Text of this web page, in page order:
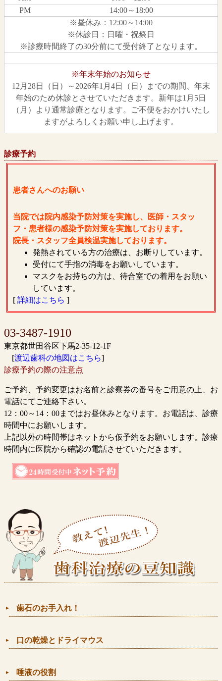
PM
14:00～18:00
※昼休み：12:00～14:00
※休診日：日曜・祝祭日
※診療時間終了の30分前にて受付終了となります。
※年末年始のお知らせ
12月28日（日）～2026年1月4日（日）までの期間、年末
年始のため休診とさせていただきます。新年は1月5日
（月）より通常診療となります。ご不便をおかけいたし
ますがよろしくお願い申し上げます。
診療予約
患者さんへのお願い
当院では院内感染予防対策を実施し、医師・スタッ
フ・患者様の感染予防対策を実施しております。
院長・スタッフ全員検温実施しております。
発熱されている方の治療は、お断りしています。
受付にて手指の消毒をお願いしています。
マスクをお持ちの方は、待合室での着用をお願い
しています。
[ 詳細はこちら ]
03-3487-1910
東京都世田谷区下馬2-35-12-1F
[渡辺歯科の地図はこちら]
診療予約の際の注意点
ご予約、予約変更はお名前と診察券の番号をご用意の上、お
電話にてご連絡下さい。
12：00～14：00まではお昼休みとなります。お電話は、診療
時間中にお願いします。
上記以外の時間帯はネットから仮予約をお願いします。診療
時間内に医院から確認の電話させていただきます。
歯石のお手入れ！
口の乾燥とドライマウス
唾液の役割